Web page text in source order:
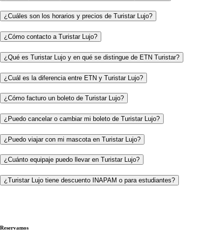
¿Cuáles son los horarios y precios de Turistar Lujo?
¿Cómo contacto a Turistar Lujo?
¿Qué es Turistar Lujo y en qué se distingue de ETN Turistar?
¿Cuál es la diferencia entre ETN y Turistar Lujo?
¿Cómo facturo un boleto de Turistar Lujo?
¿Puedo cancelar o cambiar mi boleto de Turistar Lujo?
¿Puedo viajar con mi mascota en Turistar Lujo?
¿Cuánto equipaje puedo llevar en Turistar Lujo?
¿Turistar Lujo tiene descuento INAPAM o para estudiantes?
Reservamos